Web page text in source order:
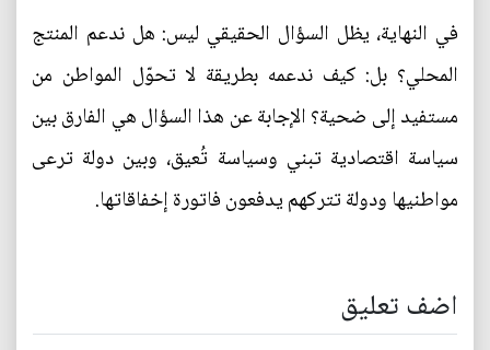
في النهاية، يظل السؤال الحقيقي ليس: هل ندعم المنتج
المحلي؟ بل: كيف ندعمه بطريقة لا تحوّل المواطن من
مستفيد إلى ضحية؟ الإجابة عن هذا السؤال هي الفارق بين
سياسة اقتصادية تبني وسياسة تُعيق، وبين دولة ترعى
مواطنيها ودولة تتركهم يدفعون فاتورة إخفاقاتها.
اضف تعليق